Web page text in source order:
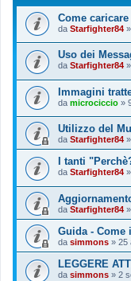
Come
da Starfighter84 »
Uso dei
da Starfighter84 »
Immagini
da microciccio »
Utilizzo del
da Starfighter84 »
I tanti
da Starfighter84 »
da Starfighter84 »
Guida - Come
da simmons » 25
LEGGERE
da simmons » 2